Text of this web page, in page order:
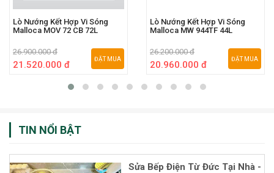
Lò Nướng Kết Hợp Vi Sóng
Malloca MOV 72 CB 72L
26.900.000 đ
21.520.000 đ
ĐẶT MUA
Lò Nướng Kết Hợp Vi Sóng
Malloca MW 944TF 44L
26.200.000 đ
20.960.000 đ
ĐẶT MUA
TIN NỔI BẬT
Sửa Bếp Điện Từ Đức Tại Nhà -